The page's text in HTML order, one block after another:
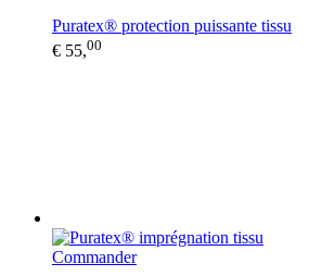
Puratex® protection puissante tissu
€ 55,00
Commander